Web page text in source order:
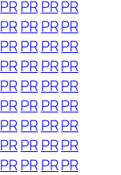
PRPR PRPR
PRPR PRPR
PRPR PRPR
PRPR PRPR
PRPR PRPR
PRPR PRPR
PRPR PRPR
PRPR PRPR
PRPR PRPR